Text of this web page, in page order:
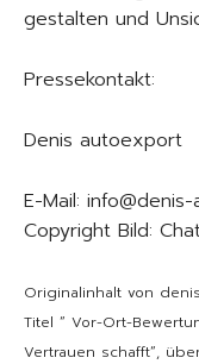
gestalten und
Pressekontakt:
Denis autoexport
E-Mail:
Copyright Bild:
Originalinhalt von
Titel “ Vor-Ort-
Vertrauen schafft“,